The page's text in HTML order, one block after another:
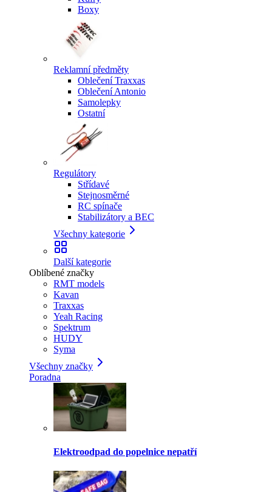
Boxy
Reklamní předměty
Oblečení Traxxas
Oblečení Antonio
Samolepky
Ostatní
Regulátory
Střídavé
Stejnosměrné
RC spínače
Stabilizátory a BEC
Všechny kategorie
Další kategorie
Oblíbené značky
RMT models
Kavan
Traxxas
Yeah Racing
Spektrum
HUDY
Syma
Všechny značky
Poradna
Elektroodpad do popelnice nepatří